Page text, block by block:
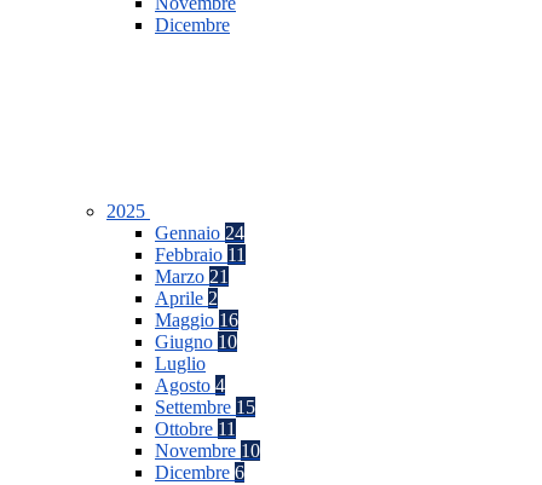
Dicembre
2025
Gennaio 24
Febbraio 11
Marzo 21
Aprile 2
Maggio 16
Giugno 10
Luglio
Agosto 4
Settembre 15
Ottobre 11
Novembre 10
Dicembre 6